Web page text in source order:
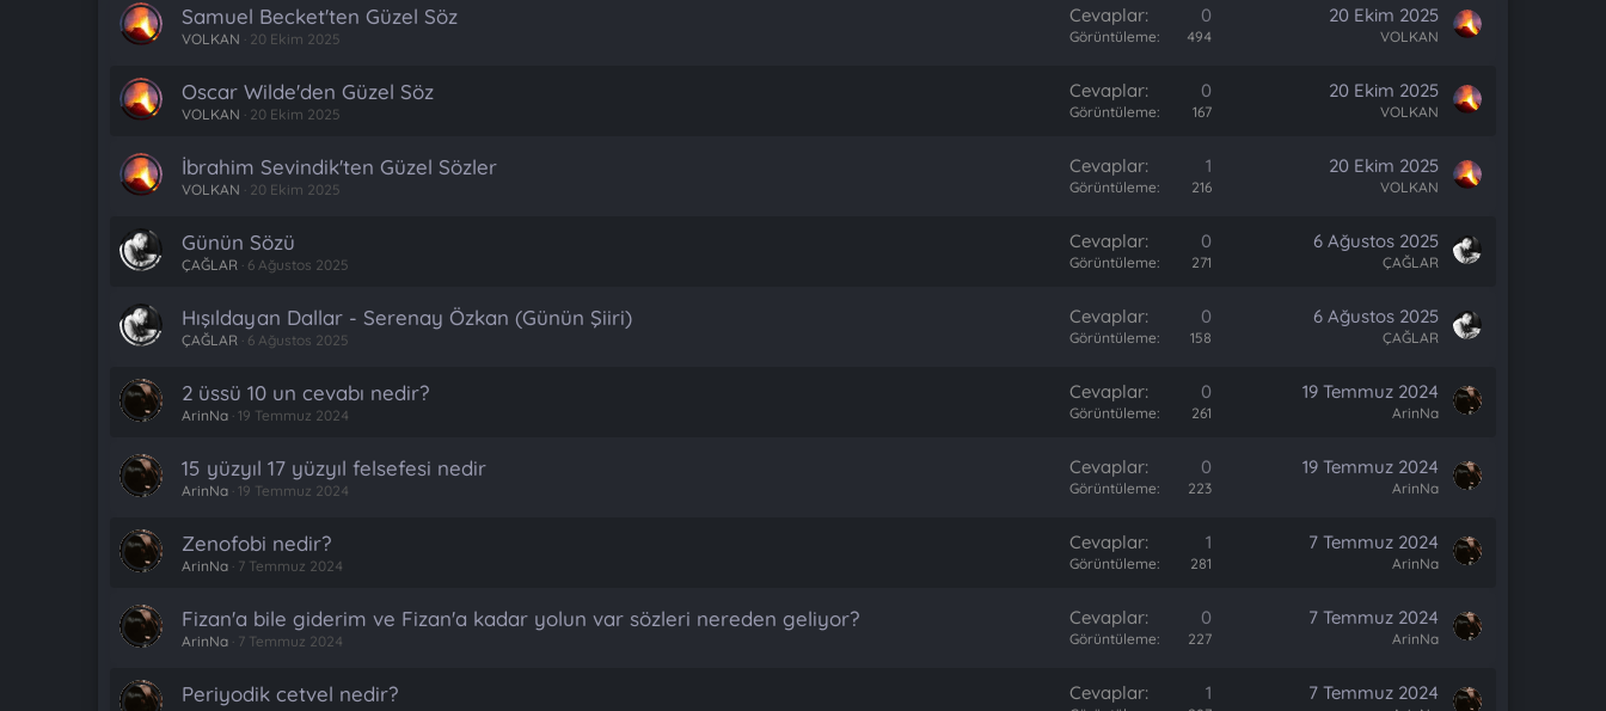
Samuel Becket'ten Güzel Söz
VOLKAN 20 Ekim 2025
Cevaplar 0
Görüntüleme 494
20 Ekim 2025
VOLKAN
Oscar Wilde'den Güzel Söz
VOLKAN 20 Ekim 2025
Cevaplar 0
Görüntüleme 167
20 Ekim 2025
VOLKAN
İbrahim Sevindik'ten Güzel Sözler
VOLKAN 20 Ekim 2025
Cevaplar 1
Görüntüleme 216
20 Ekim 2025
VOLKAN
Günün Sözü
ÇAĞLAR 6 Ağustos 2025
Cevaplar 0
Görüntüleme 271
6 Ağustos 2025
ÇAĞLAR
Hışıldayan Dallar - Serenay Özkan (Günün Şiiri)
ÇAĞLAR 6 Ağustos 2025
Cevaplar 0
Görüntüleme 158
6 Ağustos 2025
ÇAĞLAR
2 üssü 10 un cevabı nedir?
ArinNa 19 Temmuz 2024
Cevaplar 0
Görüntüleme 261
19 Temmuz 2024
ArinNa
15 yüzyıl 17 yüzyıl felsefesi nedir
ArinNa 19 Temmuz 2024
Cevaplar 0
Görüntüleme 223
19 Temmuz 2024
ArinNa
Zenofobi nedir?
ArinNa 7 Temmuz 2024
Cevaplar 1
Görüntüleme 281
7 Temmuz 2024
ArinNa
Fizan'a bile giderim ve Fizan'a kadar yolun var sözleri nereden geliyor?
ArinNa 7 Temmuz 2024
Cevaplar 0
Görüntüleme 227
7 Temmuz 2024
ArinNa
Periyodik cetvel nedir? Cevaplar 1 7 Temmuz 2024